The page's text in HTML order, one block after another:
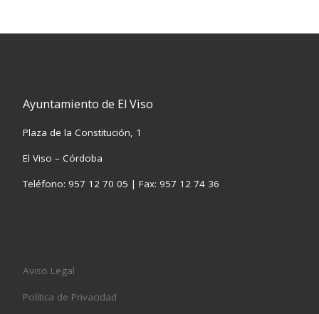
Ayuntamiento de El Viso
Plaza de la Constitución, 1
El Viso – Córdoba
Teléfono: 957 12 70 05 | Fax: 957 12 74 36
Aviso Legal
Política de Privacidad